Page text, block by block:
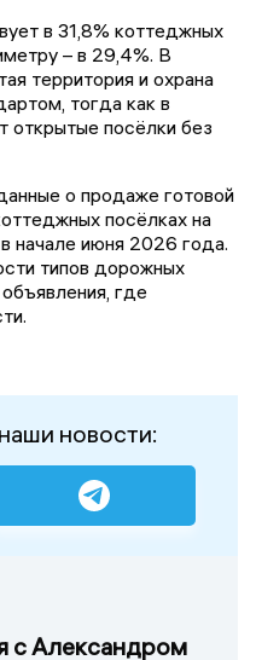
в 31,8% коттеджных
– в 29,4%. В
территория и охрана
тогда как в
открытые посёлки без
о продаже готовой
посёлках на
начале июня 2026 года.
типов дорожных
где
новости:
с Александром